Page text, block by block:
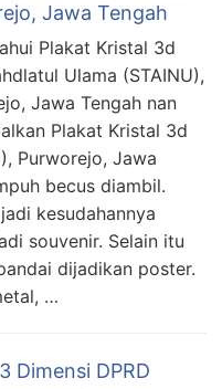
Jawa Tengah
Plakat Kristal 3d
Ulama (STAINU),
Jawa Tengah nan
Plakat Kristal 3d
Purworejo, Jawa
becus diambil.
kesudahannya
souvenir. Selain itu
dijadikan poster.
…
Dimensi DPRD